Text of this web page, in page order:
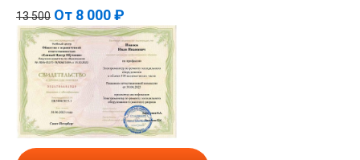
13 500 От 8 000 ₽